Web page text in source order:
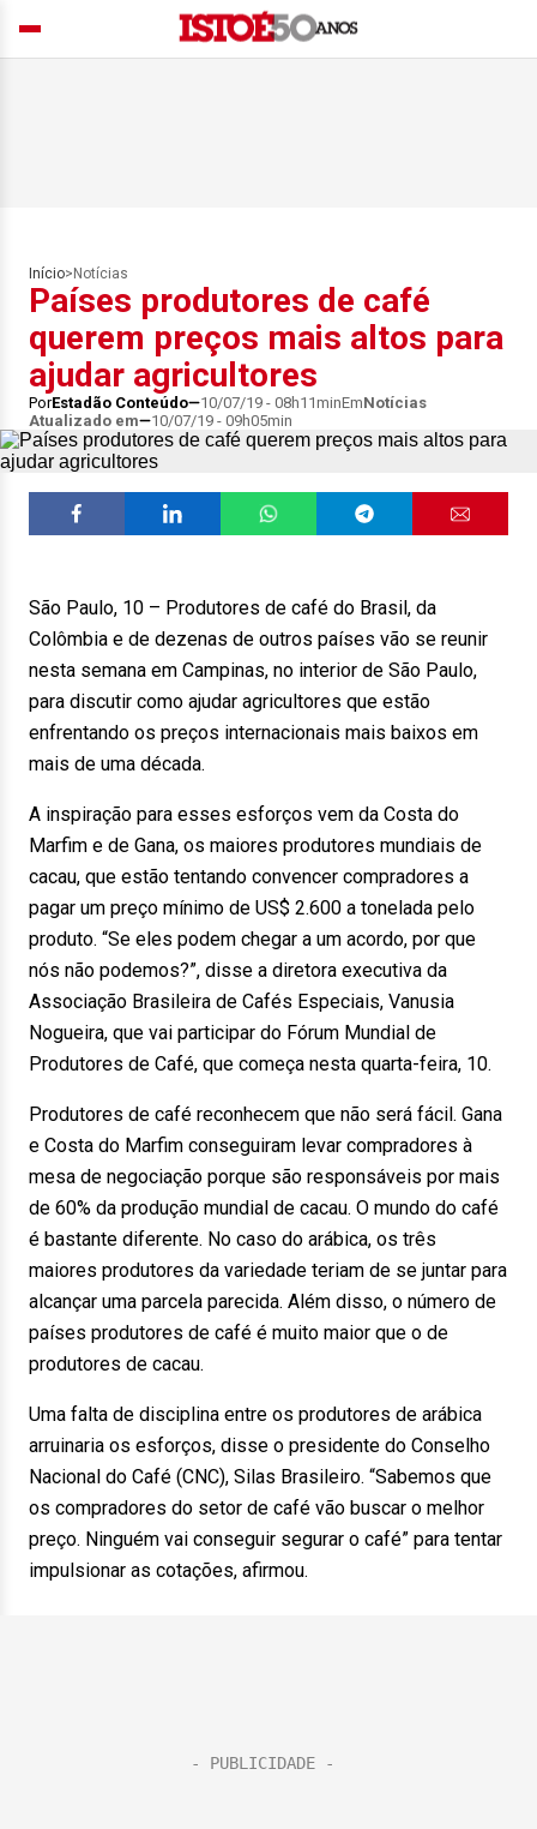
Início> Notícias
Países produtores de café
querem preços mais altos para
ajudar agricultores
PorEstadão Conteúdo 10/07/19 - 08h11minEmNotícias
Atualizado em
10/07/19 - 09h05min
São Paulo, 10 – Produtores de café do Brasil, da
Colômbia e de dezenas de outros países vão se reunir
nesta semana em Campinas, no interior de São Paulo,
para discutir como ajudar agricultores que estão
enfrentando os preços internacionais mais baixos em
mais de uma década.
A inspiração para esses esforços vem da Costa do
Marfim e de Gana, os maiores produtores mundiais de
cacau, que estão tentando convencer compradores a
pagar um preço mínimo de US$ 2.600 a tonelada pelo
produto. “Se eles podem chegar a um acordo, por que
nós não podemos?”, disse a diretora executiva da
Associação Brasileira de Cafés Especiais, Vanusia
Nogueira, que vai participar do Fórum Mundial de
Produtores de Café, que começa nesta quarta-feira, 10.
Produtores de café reconhecem que não será fácil. Gana
e Costa do Marfim conseguiram levar compradores à
mesa de negociação porque são responsáveis por mais
de 60% da produção mundial de cacau. O mundo do café
é bastante diferente. No caso do arábica, os três
maiores produtores da variedade teriam de se juntar para
alcançar uma parcela parecida. Além disso, o número de
países produtores de café é muito maior que o de
produtores de cacau.
Uma falta de disciplina entre os produtores de arábica
arruinaria os esforços, disse o presidente do Conselho
Nacional do Café (CNC), Silas Brasileiro. “Sabemos que
os compradores do setor de café vão buscar o melhor
preço. Ninguém vai conseguir segurar o café” para tentar
impulsionar as cotações, afirmou.